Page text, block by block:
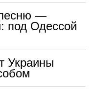
—
под Одессой
Украины